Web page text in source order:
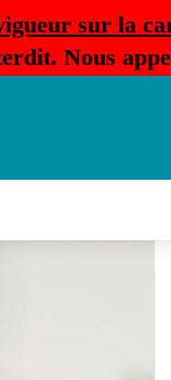
sur la
Nous